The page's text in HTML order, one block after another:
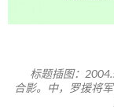
标题插图：
合影。中，罗援将